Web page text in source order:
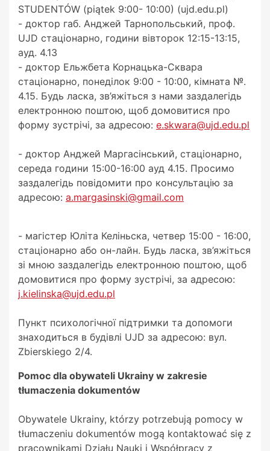
STUDENTÓW (piątek 9:00- 10:00) (ujd.edu.pl)
- доктор габ. Анджей Тарнопольський, проф.
UJD стаціонарно, години вівторок 12:15-13:15,
ауд. 4.13
- доктор Ельжбета Корнацька-Сквара
стаціонарно, понеділок 9:00 - 10:00, кімната №.
4.15. Будь ласка, зв’яжіться з нами заздалегідь
електронною поштою, щоб домовитися про
форму зустрічі, за адресою: e.skwara@ujd.edu.pl
- доктор Анджей Маргасінський, стаціонарно,
середа години 15:00-16:00 ауд 4.15. Просимо
заздалегідь повідомити про консультацію за
адресою: a.margasinski@gmail.com
- магістер Юліта Келіньска, четвер 15:00 - 16:00,
стаціонарно або он-лайн. Будь ласка, зв’яжіться
зі мною заздалегідь електронною поштою, щоб
домовитися про форму зустрічі, за адресою:
j.kielinska@ujd.edu.pl
Пункт психологічної підтримки та допомоги
знаходиться в будівлі UJD за адресою: вул.
Zbierskiego 2/4.
Pomoc dla obywateli Ukrainy w zakresie
tłumaczenia dokumentów
Obywatele Ukrainy, którzy potrzebują pomocy w
tłumaczeniu dokumentów mogą kontaktować się z
pracownikami Działu Nauki i Współpracy z